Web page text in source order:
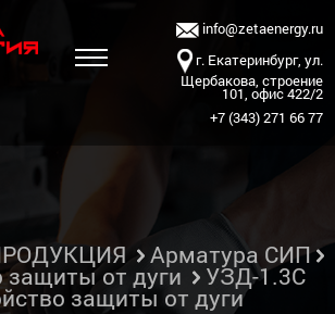
info@zetaenergy.ru
г. Екатеринбург, ул.
Щербакова, строение
101, офис 422/2
+7 (343) 271 66 77
Арматура СИП
защиты от дуги УЗД-1.3С
защиты от дуги